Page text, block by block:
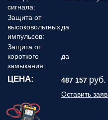
сигнала:
Защита от
высоковольтных
импульсов:
да
Защита от
короткого
замыкания:
да
ЦЕНА: 487 157 руб.
Оставить